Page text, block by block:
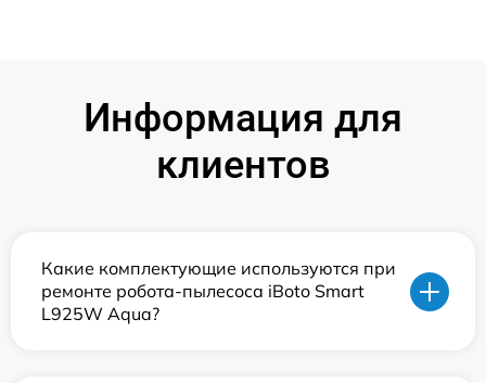
Информация для
клиентов
Какие комплектующие используются при
ремонте робота-пылесоса iBoto Smart
L925W Aqua?